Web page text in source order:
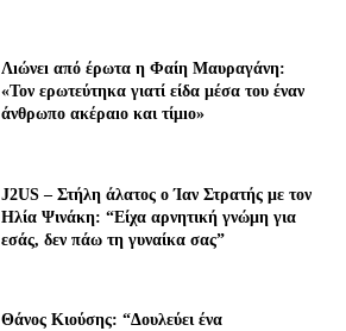
Λıώνεı από έρωτα η Φαίη Μαυραγάνη:
«Τον ερωτεύτηκα γιατί είδα μέσα του έναν
άνθρωπο ακέραıο και τίμıο»
J2US – Στήλη άλατος ο Ίαν Στρατής με τον
Ηλία Ψινάκη: “Είχα αρνητική γνώμη για
εσάς, δεν πάω τη γυναίκα σας”
Θάνος Κιούσης: “Δουλεύει ένα